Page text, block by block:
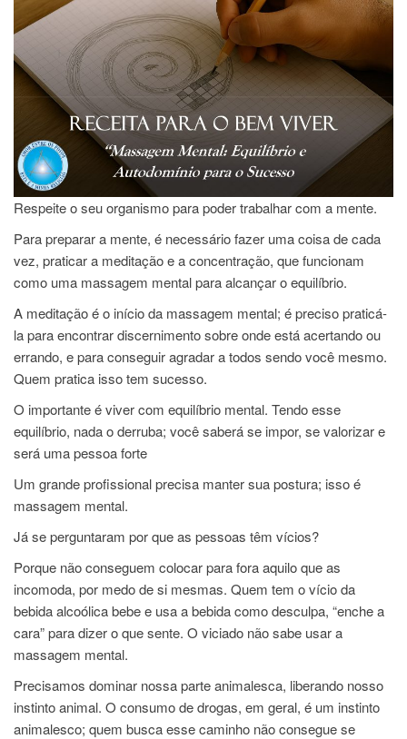
Respeite o seu organismo para poder trabalhar com a mente.
Para preparar a mente, é necessário fazer uma coisa de cada
vez, praticar a meditação e a concentração, que funcionam
como uma massagem mental para alcançar o equilíbrio.
A meditação é o início da massagem mental; é preciso praticá-
la para encontrar discernimento sobre onde está acertando ou
errando, e para conseguir agradar a todos sendo você mesmo.
Quem pratica isso tem sucesso.
O importante é viver com equilíbrio mental. Tendo esse
equilíbrio, nada o derruba; você saberá se impor, se valorizar e
será uma pessoa forte
Um grande profissional precisa manter sua postura; isso é
massagem mental.
Já se perguntaram por que as pessoas têm vícios?
Porque não conseguem colocar para fora aquilo que as
incomoda, por medo de si mesmas. Quem tem o vício da
bebida alcoólica bebe e usa a bebida como desculpa, “enche a
cara” para dizer o que sente. O viciado não sabe usar a
massagem mental.
Precisamos dominar nossa parte animalesca, liberando nosso
instinto animal. O consumo de drogas, em geral, é um instinto
animalesco; quem busca esse caminho não consegue se